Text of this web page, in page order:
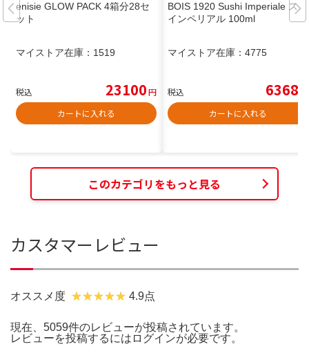
enisie GLOW PACK 4箱分28セ
ット
マイストア在庫： 1519
税込 23100円
カートに入れる
BOIS 1920 Sushi Imperiale スシ
インペリアル 100ml
マイストア在庫： 4775
税込 6368
カートに入れる
このカテゴリをもっと見る
カスタマーレビュー
オススメ度 4.9点
現在、5059件のレビューが投稿されています。
レビューを投稿するには ログインが必要です。